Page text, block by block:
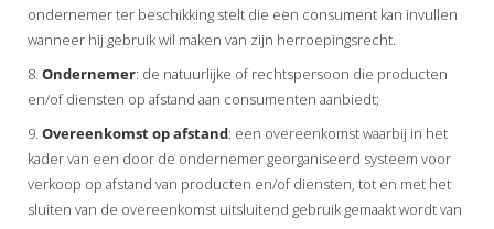
ondernemer ter beschikking stelt die een consument kan invullen
wanneer hij gebruik wil maken van zijn herroepingsrecht.
8. Ondernemer: de natuurlijke of rechtspersoon die producten
en/of diensten op afstand aan consumenten aanbiedt;
9. Overeenkomstopafstand: een overeenkomst waarbij in het
kader van een door de ondernemer georganiseerd systeem voor
verkoop op afstand van producten en/of diensten, tot en met het
sluiten van de overeenkomst uitsluitend gebruik gemaakt wordt van